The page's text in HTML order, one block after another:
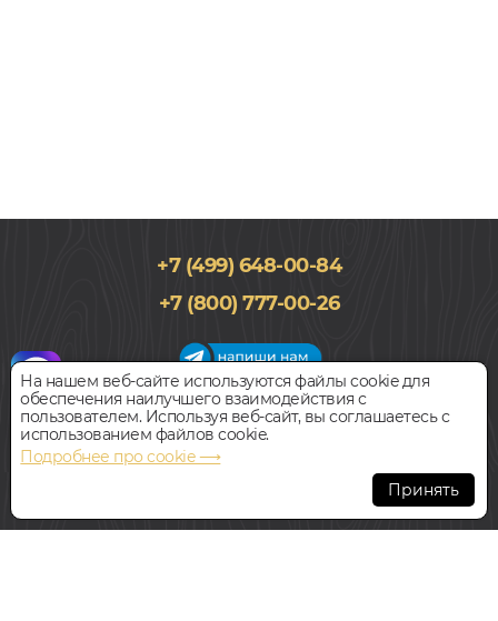
Силановая, Однокомпонентный
Цена за 1 шт 16 000руб.
БЫСТРЫЙ ЗАКАЗ КУПИТЬ
+7 (499) 648-00-84
+7 (800) 777-00-26
График работы салона
Пн-Вс с 09:00 до 21:00
Наш адрес:127018, г. Москва,
ул.Складочная, д.1, строение 9
На нашем веб-сайте используются файлы cookie для
обеспечения наилучшего взаимодействия с
пользователем. Используя веб-сайт, вы соглашаетесь с
использованием файлов cookie.
Подробнее про cookie ⟶
Принять